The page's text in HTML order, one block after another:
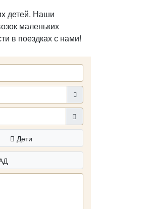
детей. Наши
маленьких
в поездках с нами!
Дети